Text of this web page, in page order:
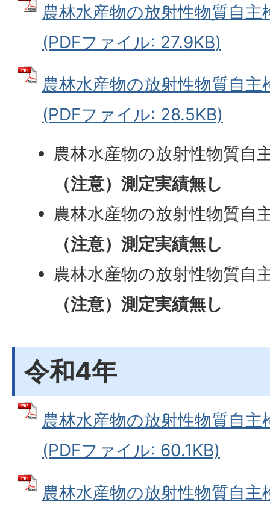
農林水産物の放射性物質自
(PDFファイル: 27.9KB)
農林水産物の放射性物質自
(PDFファイル: 28.5KB)
農林水産物の放射性物質自
（注意）測定実績無し
農林水産物の放射性物質自
（注意）測定実績無し
農林水産物の放射性物質自
（注意）測定実績無し
令和4年
農林水産物の放射性物質自主
(PDFファイル: 60.1KB)
農林水産物の放射性物質自主